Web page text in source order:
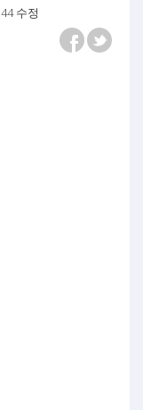
수정